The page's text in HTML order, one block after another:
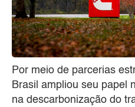
Por meio de parcerias
Brasil ampliou seu papel
na descarbonização do